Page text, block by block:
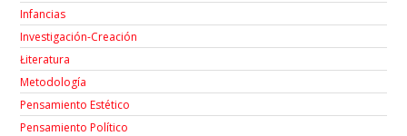
Infancias
Investigación-Creación
Łiteratura
Metodología
Pensamiento Estético
Pensamiento Político